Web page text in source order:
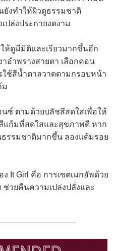
ยังทำให้ผิวดูธรรมชาติ
ปล่งประกายงดงาม
ห้ดูมีมิติและเรียวมากขึ้นอีก
าอำพรางสายตา เลือกคอน
ใช้สีน้ำตาลวาดตามกรอบหน้า
ม
ซ์ ตามด้วยบลัชสีสดใสเพื่อให้
แก้มที่สดใสและสุขภาพดี หาก
ธรรมชาติมากขึ้น ลองแต้มรอย
It Girl คือ การเซตเมกอัพด้วย
ช่วยคืนความเปล่งปลั่งและ